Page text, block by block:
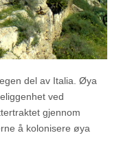
del av Italia. Øya
ved
gjennom
å kolonisere øya